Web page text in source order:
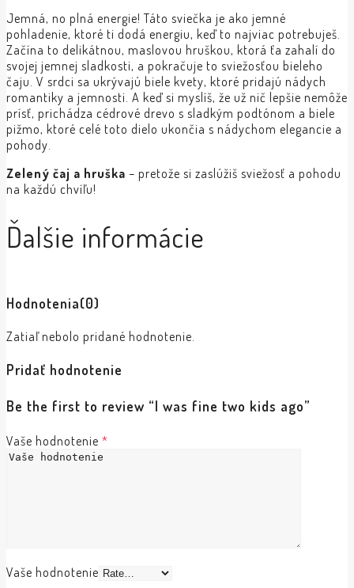
Jemná, no plná energie! Táto sviečka je ako jemné
pohladenie, ktoré ti dodá energiu, keď to najviac potrebuješ.
Začína to delikátnou, maslovou hruškou, ktorá ťa zahalí do
svojej jemnej sladkosti, a pokračuje to sviežosťou bieleho
čaju. V srdci sa ukrývajú biele kvety, ktoré pridajú nádych
romantiky a jemnosti. A keď si myslíš, že už nič lepšie nemôže
prísť, prichádza cédrové drevo s sladkým podtónom a biele
pižmo, ktoré celé toto dielo ukončia s nádychom elegancie a
pohody.
Zelený čaj a hruška – pretože si zaslúžiš sviežosť a pohodu
na každú chvíľu!
Ďalšie informácie
Hodnotenia(0)
Zatiaľ nebolo pridané hodnotenie.
Pridať hodnotenie
Be the first to review “I was fine two kids ago”
Vaše hodnotenie *
Vaše hodnotenie